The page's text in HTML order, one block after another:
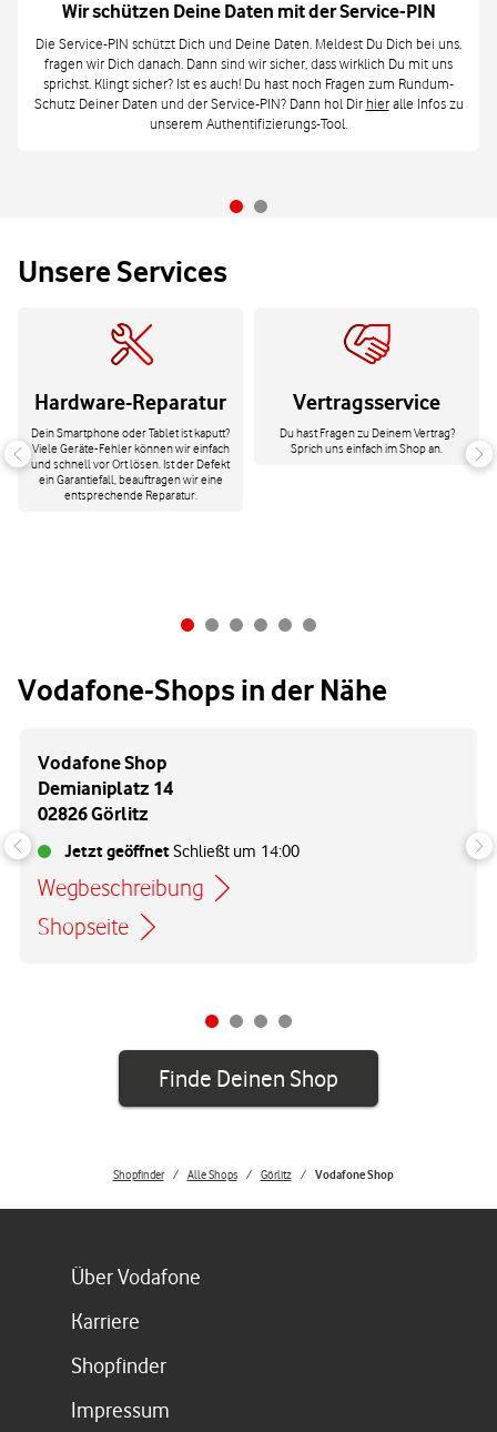
Wir schützen Deine Daten mit der Service-PIN
Die Service-PIN schützt Dich und Deine Daten. Meldest Du Dich bei uns,
fragen wir Dich danach. Dann sind wir sicher, dass wirklich Du mit uns
sprichst. Klingt sicher? Ist es auch! Du hast noch Fragen zum Rundum-
Schutz Deiner Daten und der Service-PIN? Dann hol Dir hieralle Infos zu
unserem Authentifizierungs-Tool.
Unsere Services
Hardware-Reparatur
Dein Smartphone oder Tablet ist kaputt?
Viele Geräte-Fehler können wir einfach
und schnell vor Ort lösen. Ist der Defekt
ein Garantiefall, beauftragen wir eine
entsprechende Reparatur.
Vertragsservice
Du hast Fragen zu Deinem Vertrag?
Sprich uns einfach im Shop an.
Vodafone-Shops in der Nähe
Vodafone Shop
Demianiplatz 14
02826 Görlitz
Jetzt geöffnetSchließt um 14:00
Wegbeschreibung
Link öffnet in einem neuen Tab
Shopseite
Finde Deinen Shop
Shopfinder Alle Shops Görlitz Vodafone Shop
Über Vodafone
Karriere
ShopfinderLink öffnet in einem neuen Tab
Impressum